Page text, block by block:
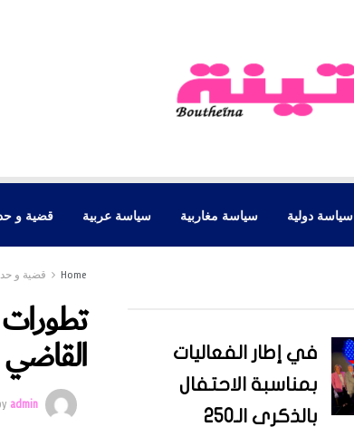
سياسة دولية سياسة مغاربية سياسة عربية قضية و
Home قضية و
admin
في إطار الفعاليات
بمناسبة الاحتفال
بالذكرى الـ250